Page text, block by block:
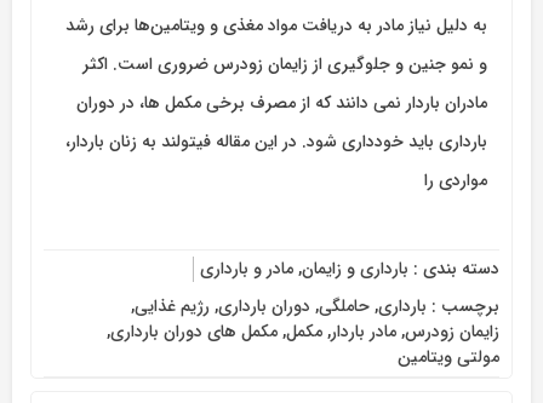
به دلیل نیاز مادر به دریافت مواد مغذی و ویتامین‌ها برای رشد
و نمو جنین و جلوگیری از زایمان زودرس ضروری است. اکثر
مادران باردار نمی دانند که از مصرف برخی مکمل ها، در دوران
بارداری باید خودداری شود. در این مقاله فیتولند به زنان باردار،
مواردی را
دسته بندی : بارداری و زایمان,مادر و بارداری
برچسب : بارداری,حاملگی, دوران بارداری, رژیم غذایی,
زایمان زودرس,مادر باردار,مکمل,مکمل های دوران بارداری,
مولتی ویتامین